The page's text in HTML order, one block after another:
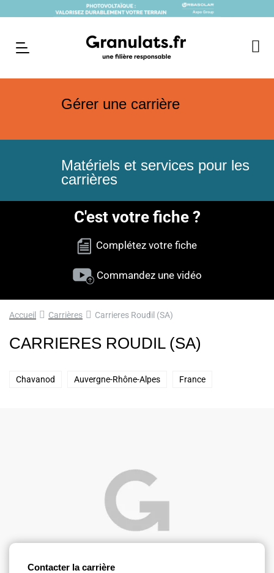
Gérer une carrière
Matériels et services pour les
carrières
C'est votre fiche ?
Complétez votre fiche
Commandez une vidéo
Accueil Carrières Carrieres Roudil (SA)
CARRIERES ROUDIL (SA)
Chavanod Auvergne-Rhône-Alpes France
Contacter la carrière